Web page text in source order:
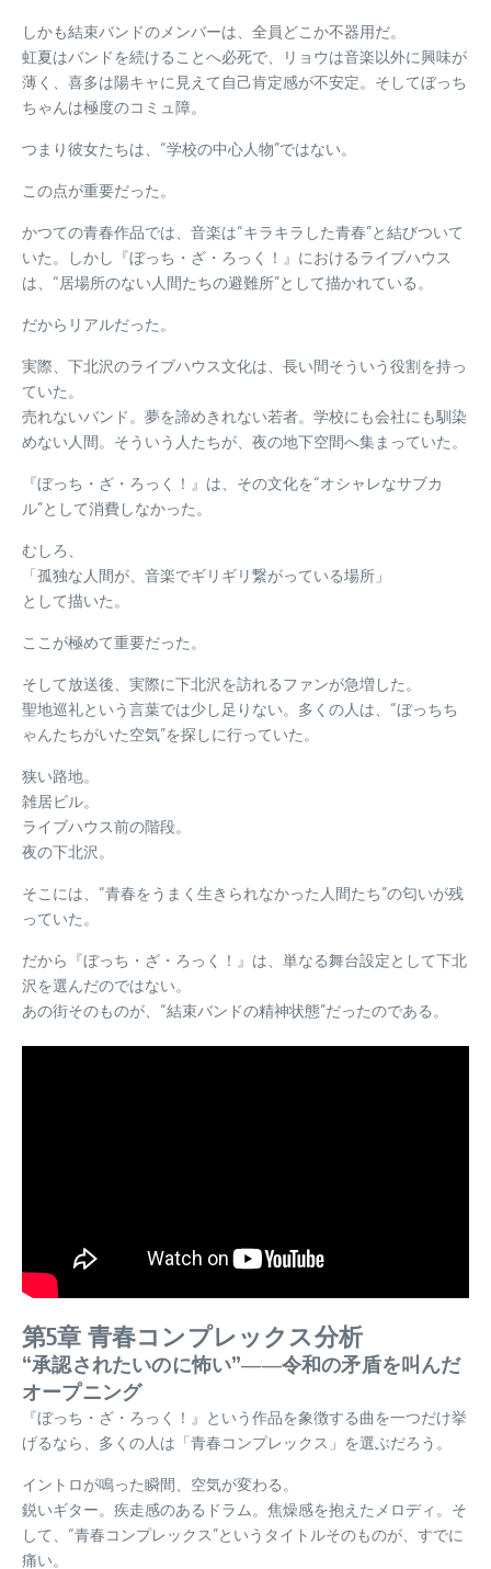
しかも結束バンドのメンバーは、全員どこか不器用だ。
虹夏はバンドを続けることへ必死で、リョウは音楽以外に興味が
薄く、喜多は陽キャに見えて自己肯定感が不安定。そしてぼっち
ちゃんは極度のコミュ障。
つまり彼女たちは、“学校の中心人物”ではない。
この点が重要だった。
かつての青春作品では、音楽は“キラキラした青春”と結びついて
いた。しかし『ぼっち・ざ・ろっく！』におけるライブハウス
は、“居場所のない人間たちの避難所”として描かれている。
だからリアルだった。
実際、下北沢のライブハウス文化は、長い間そういう役割を持っ
ていた。
売れないバンド。夢を諦めきれない若者。学校にも会社にも馴染
めない人間。そういう人たちが、夜の地下空間へ集まっていた。
『ぼっち・ざ・ろっく！』は、その文化を“オシャレなサブカ
ル”として消費しなかった。
むしろ、
「孤独な人間が、音楽でギリギリ繋がっている場所」
として描いた。
ここが極めて重要だった。
そして放送後、実際に下北沢を訪れるファンが急増した。
聖地巡礼という言葉では少し足りない。多くの人は、“ぼっちち
ゃんたちがいた空気”を探しに行っていた。
狭い路地。
雑居ビル。
ライブハウス前の階段。
夜の下北沢。
そこには、“青春をうまく生きられなかった人間たち”の匂いが残
っていた。
だから『ぼっち・ざ・ろっく！』は、単なる舞台設定として下北
沢を選んだのではない。
あの街そのものが、“結束バンドの精神状態”だったのである。
第5章 青春コンプレックス分析
“承認されたいのに怖い”――令和の矛盾を叫んだ
オープニング
『ぼっち・ざ・ろっく！』という作品を象徴する曲を一つだけ挙
げるなら、多くの人は「青春コンプレックス」を選ぶだろう。
イントロが鳴った瞬間、空気が変わる。
鋭いギター。疾走感のあるドラム。焦燥感を抱えたメロディ。そ
して、“青春コンプレックス”というタイトルそのものが、すでに
痛い。